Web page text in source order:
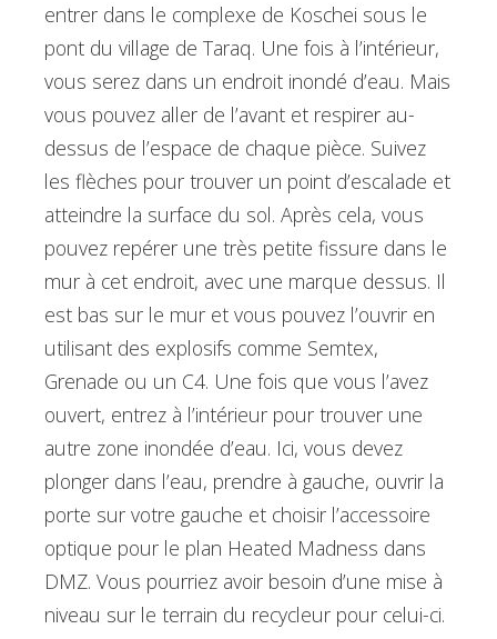
entrer dans le complexe de Koschei sous le
pont du village de Taraq. Une fois à l’intérieur,
vous serez dans un endroit inondé d’eau. Mais
vous pouvez aller de l’avant et respirer au-
dessus de l’espace de chaque pièce. Suivez
les flèches pour trouver un point d’escalade et
atteindre la surface du sol. Après cela, vous
pouvez repérer une très petite fissure dans le
mur à cet endroit, avec une marque dessus. Il
est bas sur le mur et vous pouvez l’ouvrir en
utilisant des explosifs comme Semtex,
Grenade ou un C4. Une fois que vous l’avez
ouvert, entrez à l’intérieur pour trouver une
autre zone inondée d’eau. Ici, vous devez
plonger dans l’eau, prendre à gauche, ouvrir la
porte sur votre gauche et choisir l’accessoire
optique pour le plan Heated Madness dans
DMZ. Vous pourriez avoir besoin d’une mise à
niveau sur le terrain du recycleur pour celui-ci.